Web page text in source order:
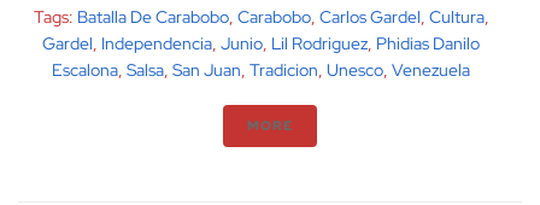
Tags: Batalla De Carabobo, Carabobo, Carlos Gardel, Cultura,
Gardel, Independencia, Junio, Lil Rodriguez, Phidias Danilo
Escalona, Salsa, San Juan, Tradicion, Unesco, Venezuela
MORE